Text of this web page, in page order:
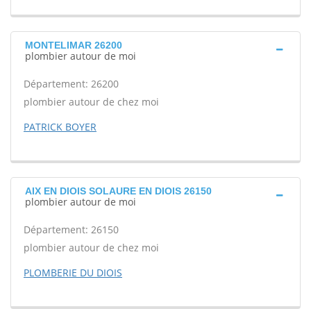
MONTELIMAR 26200
plombier autour de moi
Département: 26200
plombier autour de chez moi
PATRICK BOYER
AIX EN DIOIS SOLAURE EN DIOIS 26150
plombier autour de moi
Département: 26150
plombier autour de chez moi
PLOMBERIE DU DIOIS